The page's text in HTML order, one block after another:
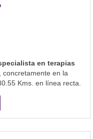
en terapias
concretamente en la
Kms. en línea recta.